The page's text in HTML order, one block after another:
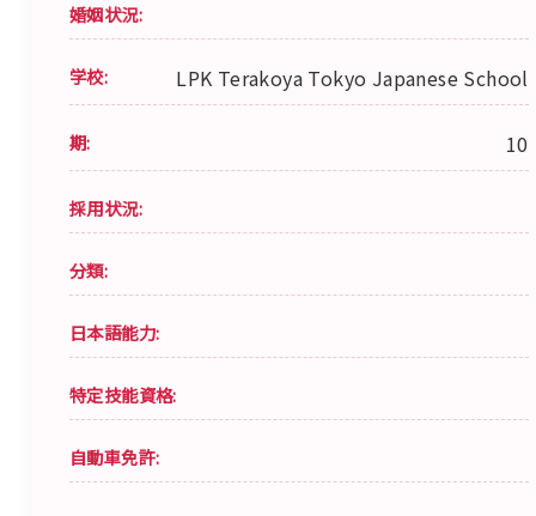
婚姻状況:
学校: LPK Terakoya Tokyo Japanese School
期: 10
採用状況:
分類:
日本語能力:
特定技能資格:
自動車免許: